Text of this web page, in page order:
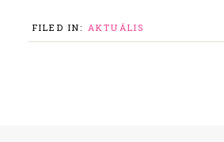
FILED IN: AKTUÁLIS